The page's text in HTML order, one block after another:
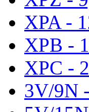
XPA -
XPB -
XPC -
3V/9N